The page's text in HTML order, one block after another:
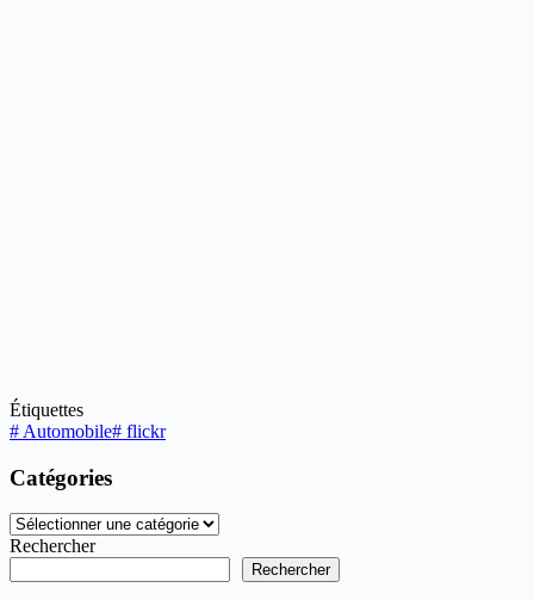
Étiquettes
# Automobile# flickr
Catégories
Catégories
Rechercher
Rechercher